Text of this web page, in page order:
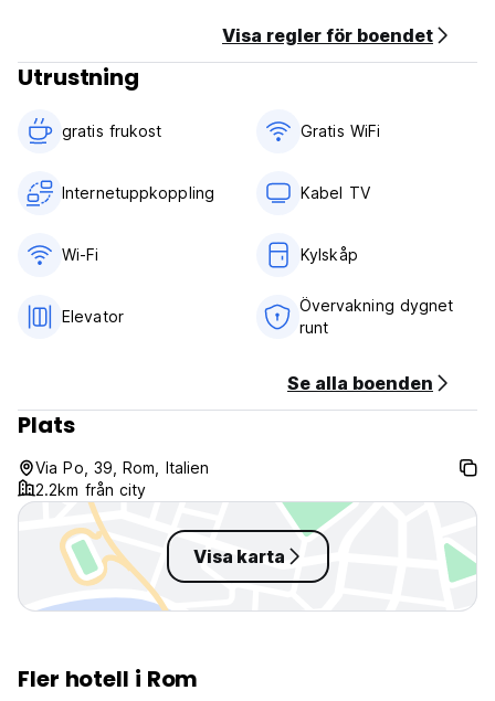
Visa regler för boendet
Utrustning
gratis frukost‎ Gratis WiFi
Internetuppkoppling Kabel TV
Wi-Fi Kylskåp
Elevator
Övervakning dygnet
runt
Se alla boenden
Plats
Via Po, 39, Rom, Italien
2.2km från city
Visa karta
Fler hotell i Rom